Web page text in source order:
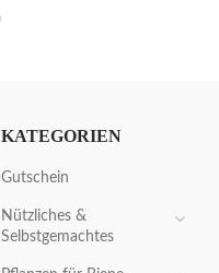
KATEGORIEN
Gutschein
Nützliches &
Selbstgemachtes